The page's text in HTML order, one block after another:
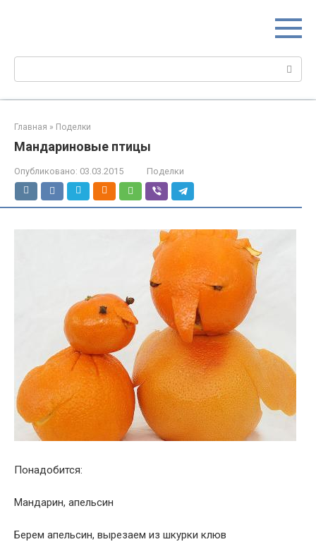
Поиск:
Главная » Поделки
Мандариновые птицы
Опубликовано: 03.03.2015 Поделки
Понадобится:
Мандарин, апельсин
Берем апельсин, вырезаем из шкурки клюв